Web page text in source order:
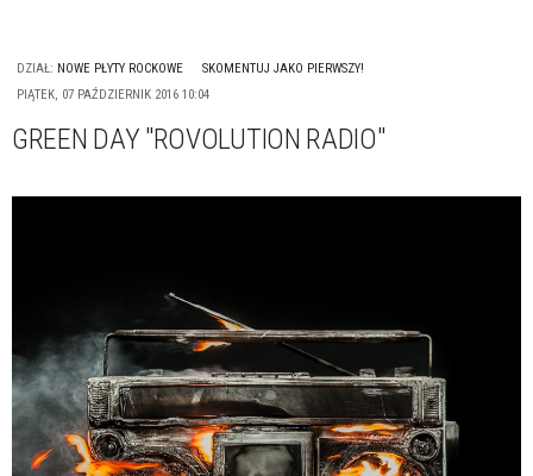
DZIAŁ: NOWE PŁYTY ROCKOWE
SKOMENTUJ JAKO PIERWSZY!
PIĄTEK, 07 PAŹDZIERNIK 2016 10:04
GREEN DAY "ROVOLUTION RADIO"